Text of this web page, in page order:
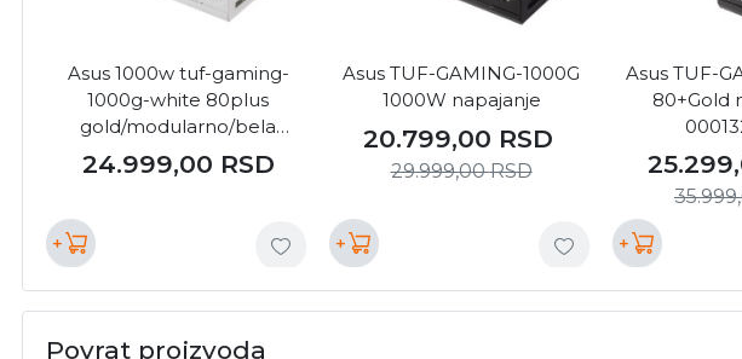
Asus 1000w tuf-gaming-
1000g-white 80plus
gold/modularno/bela
napajanje ( 24873 )
24.999,00 RSD
+
Asus TUF-GAMING-1000G
1000W napajanje
20.799,00 RSD
29.999,00RSD
+
Asus TUF-
80+Gold
+
Povrat proizvoda